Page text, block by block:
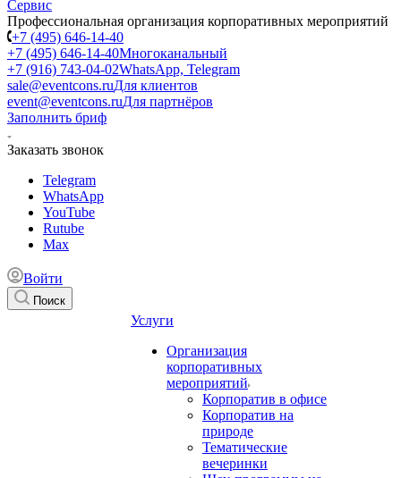
Профессиональная организация корпоративных мероприятий
+7 (495) 646-14-40
+7 (495) 646-14-40Многоканальный
+7 (916) 743-04-02WhatsApp, Telegram
sale@eventcons.ruДля клиентов
event@eventcons.ruДля партнёров
Заполнить бриф
Заказать звонок
Telegram
WhatsApp
YouTube
Rutube
Max
Войти
Поиск
Услуги
Организация
корпоративных
мероприятий
Корпоратив в офисе
Корпоратив на
природе
Тематические
вечеринки